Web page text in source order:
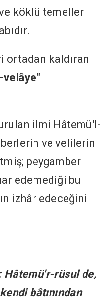
köklü temeller
ortadan kaldıran
velâye"
ilmi Hâtemü'l-
ve velilerin
peygamber
edemediği bu
izhâr edeceğini
Hâtemü'r-rüsul de,
bâtınından